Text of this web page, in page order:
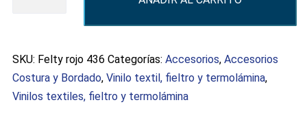
SKU: Felty rojo 436 Categorías: Accesorios, Accesorios
Costura y Bordado, Vinilo textil, fieltro y termolámina,
Vinilos textiles, fieltro y termolámina